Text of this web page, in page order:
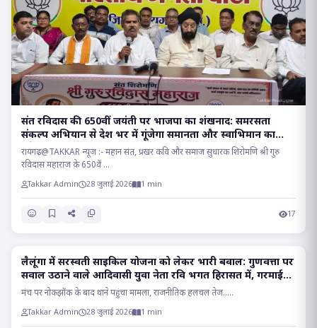
संत रविदास की 650वीं जयंती पर भाजपा का शंखनाद: समरसता
संकल्प अभियान से देश भर में गूंजेगा समानता और स्वाभिमान का
संदेश!!
रायगढ़@TAKKAR न्यूज :- महान संत, प्रखर कवि और समाज सुधारक शिरोमणि श्री गुरु
रविदास महाराज के 650वें ...
Takkar Admin 28 जुलाई 2026 1 min
17
POLITICS
लैलूंगा में सरस्वती साइकिल योजना को लेकर भारी बवाल: गुणवत्ता पर
सवाल उठाने वाले आदिवासी युवा नेता रवि भगत हिरासत में, गरमाई
सियासत..
मंच पर नोकझोंक के बाद थाने पहुंचा मामला, राजनीतिक हलचल तेज.....
Takkar Admin 28 जुलाई 2026 1 min